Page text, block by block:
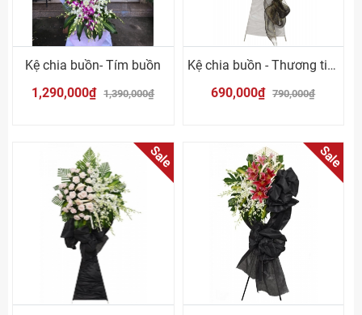
Kệ chia buồn- Tím buồn
1,290,000₫ 1,390,000₫
Kệ chia buồn - Thương tiếc
690,000₫ 790,000₫
Sale Sale